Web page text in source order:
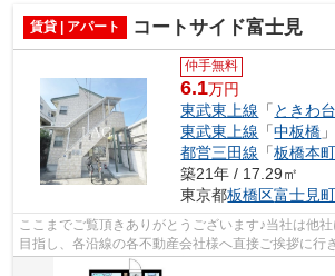
賃貸 | アパート コートサイド富士見
仲手無料
6.1万円
東武東上線 「 ときわ台
東武東上線 「中板橋
都営三田線 「板橋本町
築21年 / 17.29㎡
東京都板橋区富士見町
ここまでご覧頂きありがとうございます♪当社は他
目指し、各沿線の各不動産会社様へ直接ご挨拶に行
様へ提供しております！最新の情報は...